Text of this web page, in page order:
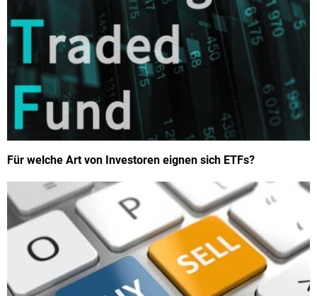
Für welche Art von Investoren eignen sich ETFs?